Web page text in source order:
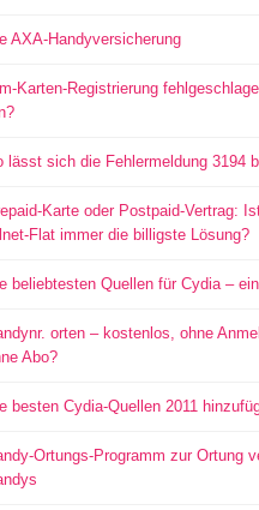
AXA-Handyversicherung
Karten-Registrierung
lässt sich die Fehlermeldung 3194
Karte oder Postpaid-Vertrag:
Flat immer die billigste Lösung?
beliebtesten Quellen für Cydia –
orten – kostenlos, ohne
Abo?
besten Cydia-Quellen 2011
Ortungs-Programm zur Ortung